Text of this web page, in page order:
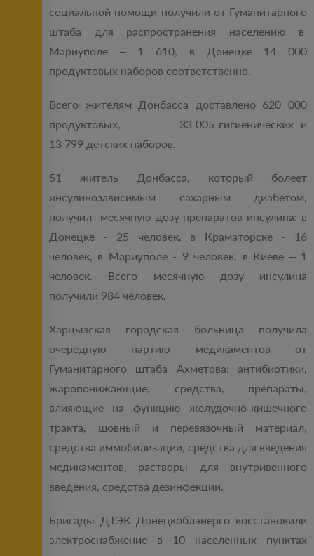
социальной помощи получили от Гуманитарного
штаба для распространения населению в
Мариуполе – 1 610, в Донецке 14 000
продуктовых наборов соответственно.
Всего жителям Донбасса доставлено 620 000
продуктовых, 33 005 гигиенических и
13 799 детских наборов.
51 житель Донбасса, который болеет
инсулинозависимым сахарным диабетом,
получил месячную дозу препаратов инсулина: в
Донецке - 25 человек, в Краматорске - 16
человек, в Мариуполе - 9 человек, в Киеве – 1
человек. Всего месячную дозу инсулина
получили 984 человек.
Харцызская городская больница получила
очередную партию медикаментов от
Гуманитарного штаба Ахметова: антибиотики,
жаропонижающие, средства, препараты,
влияющие на функцию желудочно-кишечного
тракта, шовный и перевязочный материал,
средства иммобилизации, средства для введения
медикаментов, растворы для внутривенного
введения, средства дезинфекции.
Бригады ДТЭК Донецкоблэнерго восстановили
электроснабжение в 10 населенных пунктах